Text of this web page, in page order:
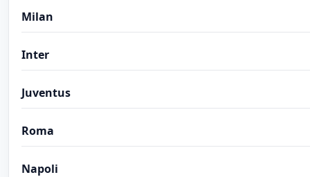
Milan
Inter
Juventus
Roma
Napoli